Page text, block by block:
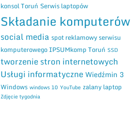
konsol Toruń Serwis laptopów
Składanie komputerów
social media spot reklamowy serwisu
komputerowego IPSUMkomp Toruń SSD
tworzenie stron internetowych
Usługi informatyczne Wiedźmin 3
Windows windows 10 YouTube zalany laptop
Zdjęcie tygodnia